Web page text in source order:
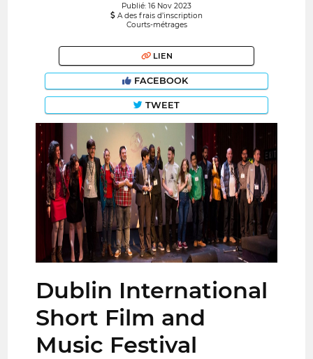
Publié: 16 Nov 2023
A des frais d’inscription
Courts-métrages
LIEN
FACEBOOK
TWEET
Dublin International
Short Film and
Music Festival